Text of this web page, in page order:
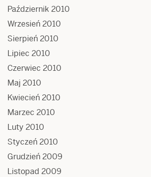
Październik 2010
Wrzesień 2010
Sierpień 2010
Lipiec 2010
Czerwiec 2010
Maj 2010
Kwiecień 2010
Marzec 2010
Luty 2010
Styczeń 2010
Grudzień 2009
Listopad 2009